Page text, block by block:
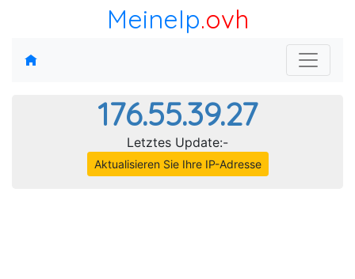
MeineIp.ovh
176.55.39.27
Letztes Update:-
Aktualisieren Sie Ihre IP-Adresse